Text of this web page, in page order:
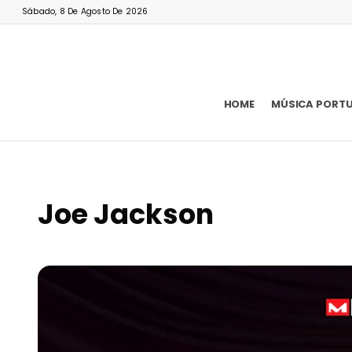
Sábado, 8 De Agosto De 2026
HOME MÚSICA
Joe Jackson